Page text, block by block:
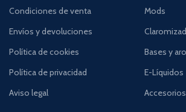
Condiciones de venta
Envíos y devoluciones
Política de cookies
Política de privacidad
Aviso legal
Mods
Bases y
E-Líquidos
Accesorios